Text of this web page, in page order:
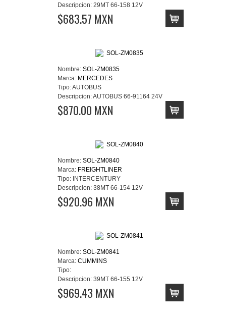
Descripcion: 29MT 66-158 12V
$683.57 MXN
Nombre: SOL-ZM0835
Marca: MERCEDES
Tipo:AUTOBUS
Descripcion:AUTOBUS 66-91164 24V
$870.00 MXN
Nombre: SOL-ZM0840
Marca: FREIGHTLINER
Tipo: INTERCENTURY
Descripcion: 38MT 66-154 12V
$920.96 MXN
Nombre: SOL-ZM0841
Marca: CUMMINS
Tipo:
Descripcion: 39MT 66-155 12V
$969.43 MXN